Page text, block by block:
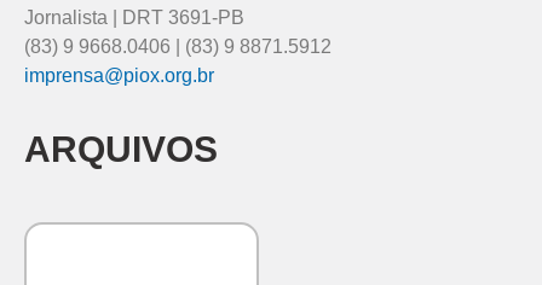
Jornalista | DRT 3691-PB
(83) 9 9668.0406 | (83) 9 8871.5912
imprensa@piox.org.br
ARQUIVOS